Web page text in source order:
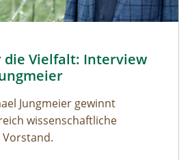
Daten für die Vielfalt: Interview mit
Vielfalt: Interview
Jungmeier gewinnt
wissenschaftliche